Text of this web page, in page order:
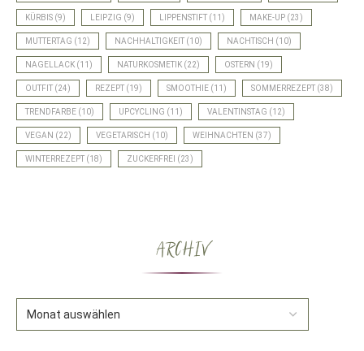
KÜRBIS (9) LEIPZIG (9) LIPPENSTIFT (11) MAKE-UP (23)
MUTTERTAG (12) NACHHALTIGKEIT (10) NACHTISCH (10)
NAGELLACK (11) NATURKOSMETIK (22) OSTERN (19)
OUTFIT (24) REZEPT (19) SMOOTHIE (11) SOMMERREZEPT (38)
TRENDFARBE (10) UPCYCLING (11) VALENTINSTAG (12)
VEGAN (22) VEGETARISCH (10) WEIHNACHTEN (37)
WINTERREZEPT (18) ZUCKERFREI (23)
ARCHIV